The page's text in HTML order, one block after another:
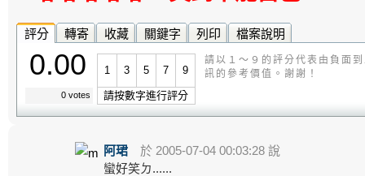
評分 轉寄 收藏 關鍵字 列印 檔案說明
0.00
0 votes
1 3 5 7 9
請按數字進行評分
請以１～９的評分代表由負面
訊的參考價值。謝謝！
阿珺
於 2005-07-04 00:03:28 說
蠻好笑ㄉ......